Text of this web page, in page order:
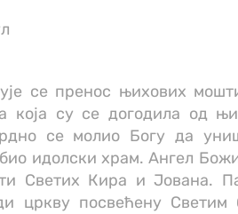
се пренос њихових
која су се догодила од
се молио Богу да
идолски храм. Ангел
Светих Кира и Јована.
цркву посвећену Светим